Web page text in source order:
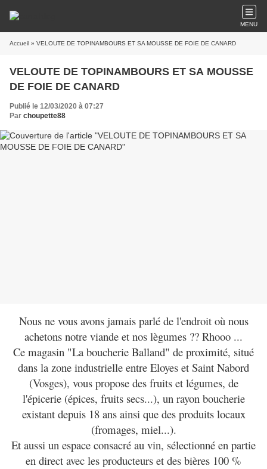
MENU
Accueil » VELOUTE DE TOPINAMBOURS ET SA MOUSSE DE FOIE DE CANARD
VELOUTE DE TOPINAMBOURS ET SA MOUSSE
DE FOIE DE CANARD
Publié le 12/03/2020 à 07:27
Par choupette88
Nous ne vous avons jamais parlé de l'endroit où nous
achetons notre viande et nos lègumes ?? Rhooo ...
Ce magasin "La boucherie Balland" de proximité, situé
dans la zone industrielle entre Eloyes et Saint Nabord
(Vosges), vous propose des fruits et légumes, de
l'épicerie (épices, fruits secs...), un rayon boucherie
existant depuis 18 ans ainsi que des produits locaux
(fromages, miel...).
Et aussi un espace consacré au vin, sélectionné en partie
en direct avec les producteurs et des bières 100 %